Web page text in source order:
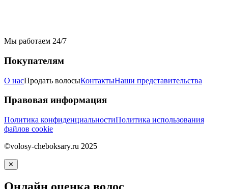
Мы работаем 24/7
Покупателям
О насПродать волосыКонтактыНаши представительства
Правовая информация
Политика конфиденциальностиПолитика использования
файлов cookie
©volosy-cheboksary.ru 2025
✕